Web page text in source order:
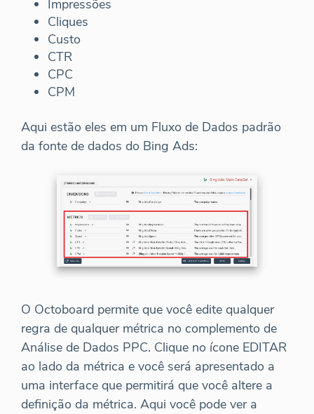
Impressões
Cliques
Custo
CTR
CPC
CPM
Aqui estão eles em um Fluxo de Dados padrão
da fonte de dados do Bing Ads:
O Octoboard permite que você edite qualquer
regra de qualquer métrica no complemento de
Análise de Dados PPC. Clique no ícone EDITAR
ao lado da métrica e você será apresentado a
uma interface que permitirá que você altere a
definição da métrica. Aqui você pode ver a